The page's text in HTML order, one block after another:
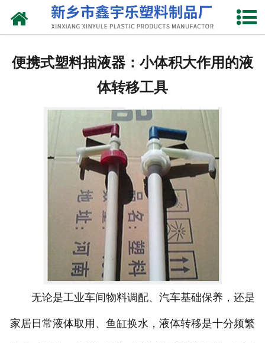
网站首页
资质荣誉
联系我们
便携式塑料抽液器：小体积大作用的液
体转移工具
无论是工业车间物料调配、汽车基础保养，还是
家居日常液体取用、鱼缸换水，液体转移是十分频繁